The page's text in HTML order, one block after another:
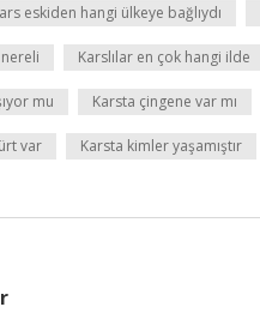
eskiden hangi ülkeye bağlıydı
Karslılar en çok hangi ilde
mu Karsta çingene var mı
var Karsta kimler yaşamıştır